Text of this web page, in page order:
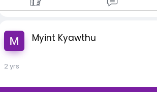
Myint Kyawthu
2 yrs